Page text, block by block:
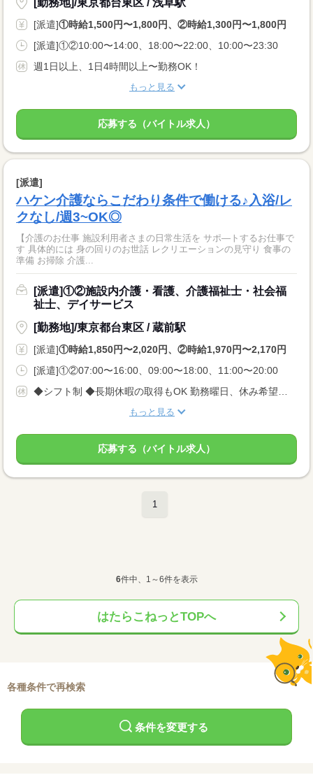
[勤務地]/東京都台東区 / 浅草駅
[派遣]①時給1,500円〜1,800円、②時給1,300円〜1,800円
[派遣]①②10:00〜14:00、18:00〜22:00、10:00〜23:30
週1日以上、1日4時間以上〜勤務OK！
もっと見る
応募する（バイトル求人）
[派遣]
ハケン介護ならこだわり条件で働ける♪入浴/レ
クなし/週3~OK◎
【介護のお仕事 施設利用者さまの日常生活を サポ—トするお仕事で
す 具体的には 身の回りのお世話 レクリエーションの見守り 食事の
準備 お掃除 介護...
[派遣]①②施設内介護・看護、介護福祉士・社会福
祉士、デイサービス
[勤務地]/東京都台東区 / 蔵前駅
[派遣]①時給1,850円〜2,020円、②時給1,970円〜2,170円
[派遣]①②07:00〜16:00、09:00〜18:00、11:00〜20:00
もっと見る
応募する（バイトル求人）
1
6件中、1～6件を表示
はたらこねっとTOPへ
各種条件で再検索
条件を変更する